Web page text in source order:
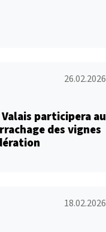
26.02.2026
participera au
des vignes
18.02.2026